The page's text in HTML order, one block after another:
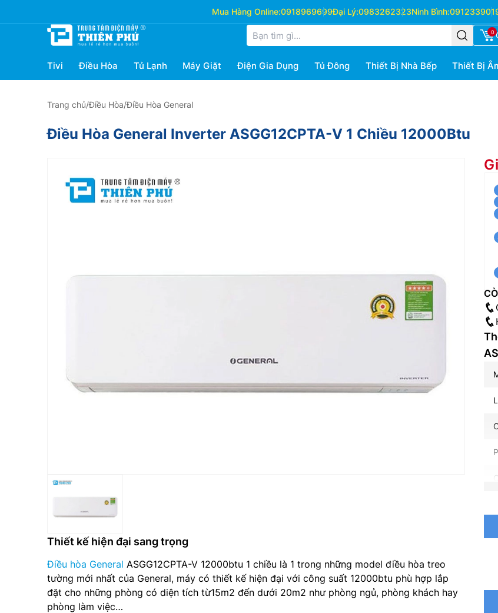
Mua Hàng Online:0918969699Đại Lý:0983262323Ninh Bình:
0
Tivi Điều Hòa Tủ Lạnh Máy Giặt Điện Gia Dụng Tủ Đông Thiết Bị Nhà Bếp Thiết Bị
Trang chủ/Điều Hòa/Điều Hòa General
Điều Hòa General Inverter ASGG12CPTA-V 1 Chiều 12000Btu
Thiết kế hiện đại sang trọng
Điều hòa General ASGG12CPTA-V 12000btu 1 chiều là 1 trong những model điều hòa treo
tường mới nhất của General, máy có thiết kế hiện đại với công suất 12000btu phù hợp lắp
đặt cho những phòng có diện tích từ15m2 đến dưới 20m2 như phòng ngủ, phòng khách hay
phòng làm việc…